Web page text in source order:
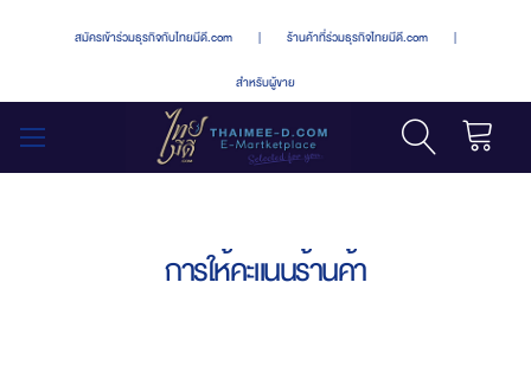
สมัครเข้าร่วมธุรกิจกับไทยมีดี.com | ร้านค้าที่ร่วมธุรกิจไทยมีดี.com |
สำหรับผู้ขาย
การให้คะแนนร้านค้า